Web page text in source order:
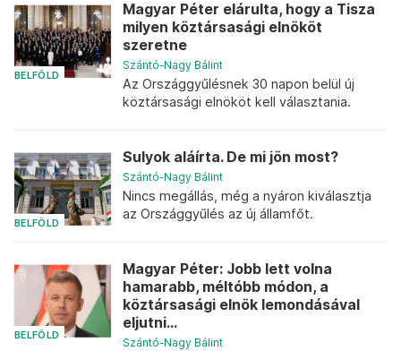
BELFÖLD
Magyar Péter elárulta, hogy a Tisza
milyen köztársasági elnököt
szeretne
Szántó-Nagy Bálint
Az Országgyűlésnek 30 napon belül új
köztársasági elnököt kell választania.
BELFÖLD
Sulyok aláírta. De mi jön most?
Szántó-Nagy Bálint
Nincs megállás, még a nyáron kiválasztja
az Országgyűlés az új államfőt.
BELFÖLD
Magyar Péter: Jobb lett volna
hamarabb, méltóbb módon, a
köztársasági elnök lemondásával
eljutni...
Szántó-Nagy Bálint